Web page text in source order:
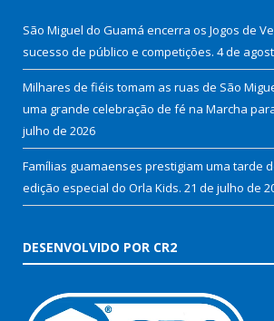
São Miguel do Guamá encerra os Jogos de
sucesso de público e competições. 4 de
Milhares de fiéis tomam as ruas de São
uma grande celebração de fé na Marcha
julho de 2026
Famílias guamaenses prestigiam uma tarde
edição especial do Orla Kids. 21 de julho de
DESENVOLVIDO POR CR2